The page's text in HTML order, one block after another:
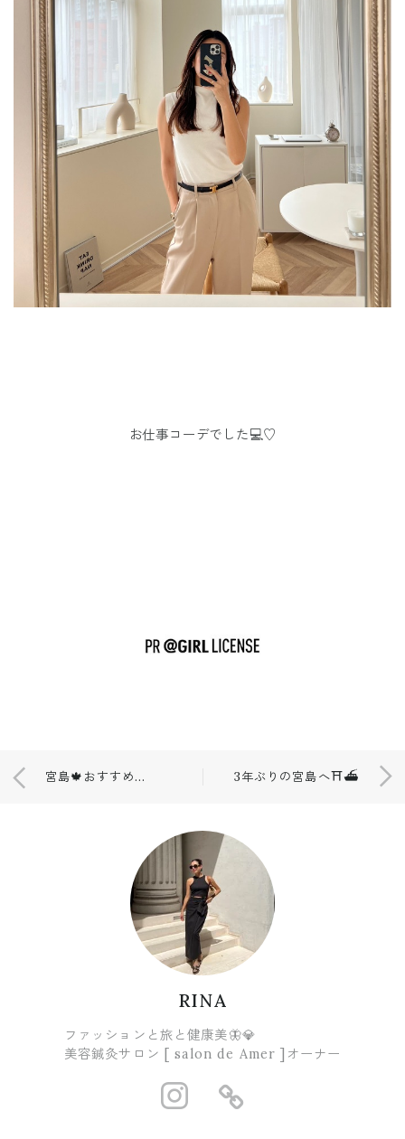
お仕事コーデでした💻♡
宮島🍁おすすめ絶景カフェ☕️♡ 3年ぶりの宮島へ⛩️⛴️
RINA
ファッションと旅と健康美🦋💎
美容鍼灸サロン [ salon de Amer ]オーナー
https://